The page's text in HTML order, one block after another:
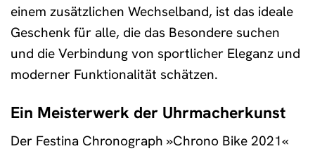
einem zusätzlichen Wechselband, ist das ideale
Geschenk für alle, die das Besondere suchen
und die Verbindung von sportlicher Eleganz und
moderner Funktionalität schätzen.
Ein Meisterwerk der Uhrmacherkunst
Der Festina Chronograph »Chrono Bike 2021«